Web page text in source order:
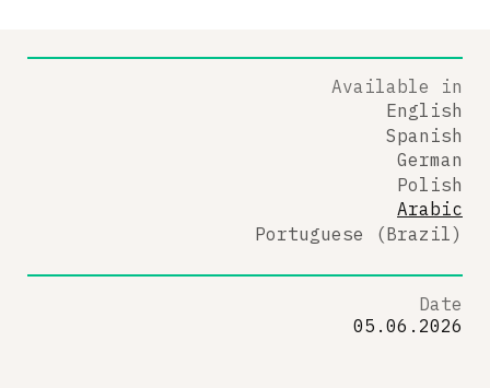
Available in
English
Spanish
German
Polish
Arabic
Portuguese (Brazil)
Date
05.06.2026